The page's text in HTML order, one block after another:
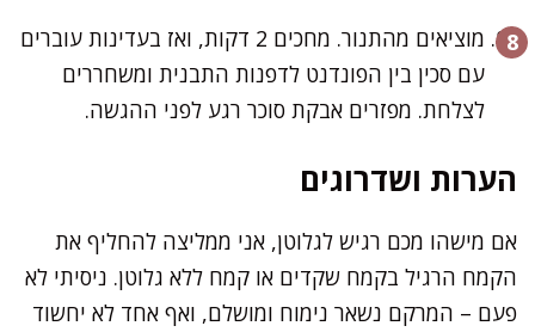
מוציאים מהתנור. מחכים 2 דקות, ואז בעדינות עוברים
עם סכין בין הפונדנט לדפנות התבנית ומשחררים
לצלחת. מפזרים אבקת סוכר רגע לפני ההגשה.
הערות ושדרוגים
אם מישהו מכם רגיש לגלוטן, אני ממליצה להחליף את
הקמח הרגיל בקמח שקדים או קמח ללא גלוטן. ניסיתי לא
פעם – המרקם נשאר נימוח ומושלם, ואף אחד לא יחשוד